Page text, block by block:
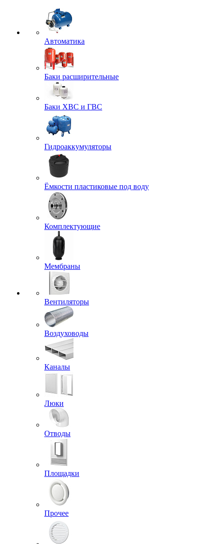
Автоматика
Баки расширительные
Баки ХВС и ГВС
Гидроаккумуляторы
Ёмкости пластиковые под воду
Комплектующие
Мембраны
Вентиляторы
Воздуховоды
Каналы
Люки
Отводы
Площадки
Прочее